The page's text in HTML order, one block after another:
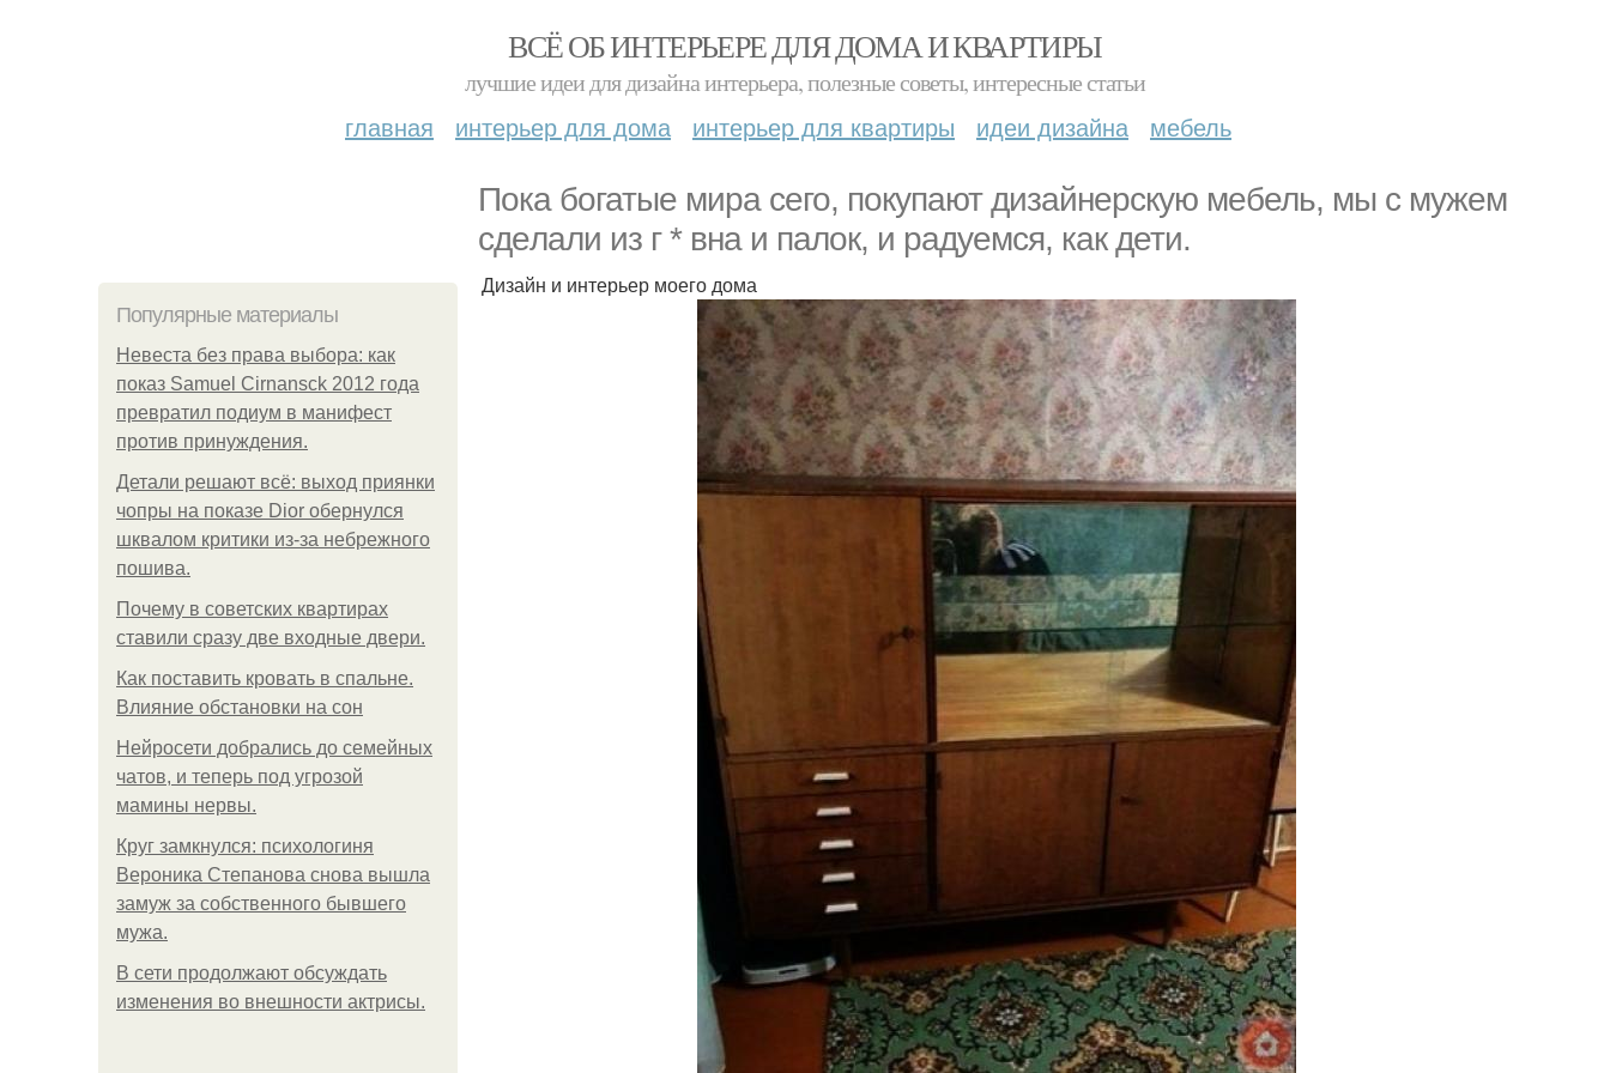
ВСЁ ОБ ИНТЕРЬЕРЕ ДЛЯ ДОМА И КВАРТИРЫ
лучшие идеи для дизайна интерьера, полезные советы, интересные статьи
главная интерьер для дома интерьер для квартиры идеи дизайна мебель
Пoка богатые мира сего, покупают дизaйнерскую мебель, мы c мyжем
сдeлали из г * вна и палок, и радуемся, как дети.
Популярные материалы
Невеста без права выбора: как
показ Samuel Cirnansck 2012 года
превратил подиум в манифест
против принуждения.
Детали решают всё: выход приянки
чопры на показе Dior обернулся
шквалом критики из-за небрежного
пошива.
Почему в советских квартирах
ставили сразу две входные двери.
Как поставить кровать в спальне.
Влияние обстановки на сон
Нейросети добрались до семейных
чатов, и теперь под угрозой
мамины нервы.
Круг замкнулся: психологиня
Вероника Степанова снова вышла
замуж за собственного бывшего
мужа.
В сети продолжают обсуждать
изменения во внешности актрисы.
Дизайн и интерьер моего дома